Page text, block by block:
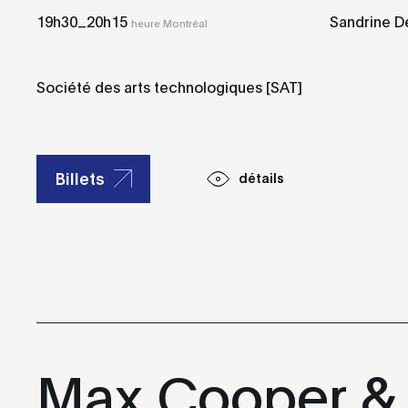
19h30 20h15 heure Montréal
Société des arts technologiques [SAT]
Sandrine
Billets détails
Max Cooper &